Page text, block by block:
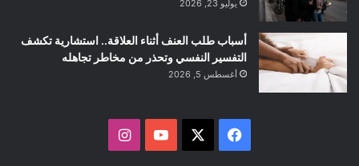
يوليو 23, 2026
أسباب طلب العنف أثناء العلاقة.. استشارية تكشف
التفسير النفسي وتحذر من مخاطر تجاهله
أغسطس 5, 2026